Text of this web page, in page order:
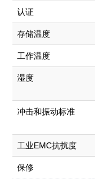
认证
存储温度
工作温度
湿度
冲击和振动标准
工业EMC抗扰度
保修